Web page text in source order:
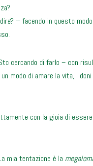
– facendo in questo
cercando di farlo – con
modo di amare la vita, i doni
con la gioia di
mia tentazione è la